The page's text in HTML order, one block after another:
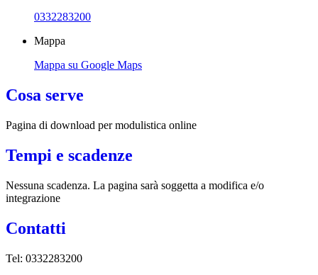
0332283200
Mappa
Mappa su Google Maps
Cosa serve
Pagina di download per modulistica online
Tempi e scadenze
Nessuna scadenza. La pagina sarà soggetta a modifica e/o
integrazione
Contatti
Tel: 0332283200